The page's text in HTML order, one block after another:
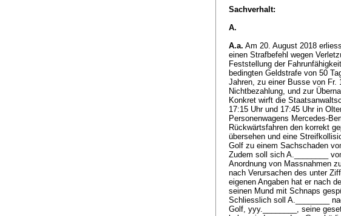
Sachverhalt:
A.
A.a. Am 20. August 2018
einen Strafbefehl wegen
Feststellung der
bedingten Geldstrafe von 50
Jahren, zu einer Busse von Fr.
Nichtbezahlung, und zur
Konkret wirft die
17:15 Uhr und 17:45 Uhr in
Personenwagens Mercedes-
Rückwärtsfahren den korrekt
übersehen und eine
Golf zu einem Sachschaden
Zudem soll sich A.________
Anordnung von Massnahmen
nach Verursachen des unter
eigenen Angaben hat er nach
seinen Mund mit Schnaps
Schliesslich soll A.________
Golf, yyy.________, seine